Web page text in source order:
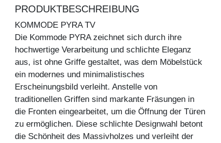
PRODUKTBESCHREIBUNG
KOMMODE PYRA TV
Die Kommode PYRA zeichnet sich durch ihre
hochwertige Verarbeitung und schlichte Eleganz
aus, ist ohne Griffe gestaltet, was dem Möbelstück
ein modernes und minimalistisches
Erscheinungsbild verleiht. Anstelle von
traditionellen Griffen sind markante Fräsungen in
die Fronten eingearbeitet, um die Öffnung der Türen
zu ermöglichen. Diese schlichte Designwahl betont
die Schönheit des Massivholzes und verleiht der